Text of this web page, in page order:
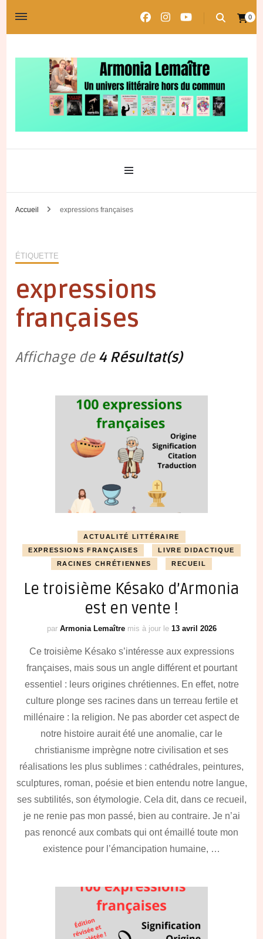
0
Les univers d'Armonia
Un univers littéraire hors du commun
Accueil expressions françaises
ÉTIQUETTE
expressions
françaises
Affichage de 4 Résultat(s)
ACTUALITÉ LITTÉRAIRE
EXPRESSIONS FRANÇAISES
LIVRE DIDACTIQUE
RACINES CHRÉTIENNES
RECUEIL
Le troisième Késako d’Armonia
est en vente !
par Armonia Lemaître mis à jour le 13 avril 2026
Ce troisième Késako s’intéresse aux expressions
françaises, mais sous un angle différent et pourtant
essentiel : leurs origines chrétiennes. En effet, notre
culture plonge ses racines dans un terreau fertile et
millénaire : la religion. Ne pas aborder cet aspect de
notre histoire aurait été une anomalie, car le
christianisme imprègne notre civilisation et ses
réalisations les plus sublimes : cathédrales, peintures,
sculptures, roman, poésie et bien entendu notre langue,
ses subtilités, son étymologie. Cela dit, dans ce recueil,
je ne renie pas mon passé, bien au contraire. Je n’ai
pas renoncé aux combats qui ont émaillé toute mon
existence pour l’émancipation humaine, …